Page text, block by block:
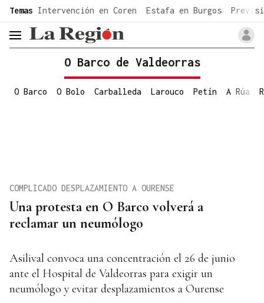
common.go-to-content
Temas Intervención en Coren Estafa en Burgos
header.menu.open
O Barco de Valdeorras
O Barco O Bolo Carballeda Larouco Petín A Rúa
Una protesta en O Barco volverá a
reclamar un neumólogo
COMPLICADO DESPLAZAMIENTO A OURENSE
Asilival convoca una concentración el 26 de junio
ante el Hospital de Valdeorras para exigir un
neumólogo y evitar desplazamientos a Ourense